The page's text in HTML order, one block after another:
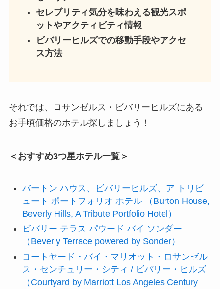
セレブリティ気分を味わえる観光スポ
ットやアクティビティ情報
ビバリーヒルズでの移動手段やアクセ
ス方法
それでは、ロサンゼルス・ビバリーヒルズにある
お手頃価格のホテル探しましょう！
＜おすすめ3つ星ホテル一覧＞
バートン ハウス、ビバリーヒルズ、ア トリビ
ュート ポートフォリオ ホテル （Burton House,
Beverly Hills, A Tribute Portfolio Hotel）
ビバリー テラス パウード バイ ソンダー
（Beverly Terrace powered by Sonder）
コートヤード・バイ・マリオット・ロサンゼル
ス・センチュリー・シティ / ビバリー・ヒルズ
（Courtyard by Marriott Los Angeles Century